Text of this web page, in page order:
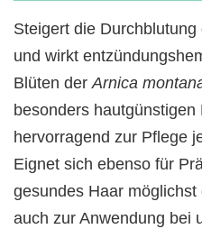
Steigert die
und wirkt
Blüten derArnica
besonders hautgünstigen
hervorragend zur Pflege
Eignet sich ebenso für
gesundes Haar
auch zur Anwendung bei